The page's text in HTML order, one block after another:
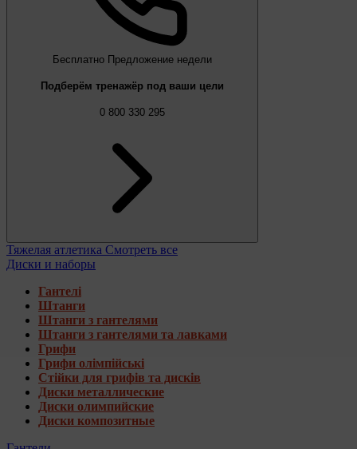
Бесплатно Предложение недели
Подберём тренажёр под ваши цели
0 800 330 295
Тяжелая атлетика Смотреть все
Диски и наборы
Гантелі
Штанги
Штанги з гантелями
Штанги з гантелями та лавками
Грифи
Грифи олімпійські
Стійки для грифів та дисків
Диски металлические
Диски олимпийские
Диски композитные